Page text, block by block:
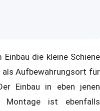
die kleine Schiene
als Aufbewahrungsort für
Einbau in eben jenen
Montage ist ebenfalls